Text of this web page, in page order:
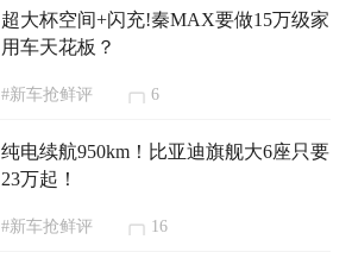
超大杯空间+闪充!秦MAX要做15万级家
用车天花板？
#新车抢鲜评 6
纯电续航950km！比亚迪旗舰大6座只要
23万起！
#新车抢鲜评 16